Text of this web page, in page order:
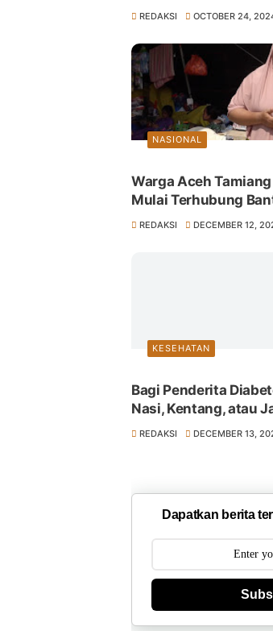
REDAKSI OCTOBER 24,
NASIONAL
Warga Aceh
Mulai Terhubung
REDAKSI DECEMBER 12,
KESEHATAN
Bagi Penderita
Nasi, Kentang, atau
REDAKSI DECEMBER 13,
Dapatkan berita